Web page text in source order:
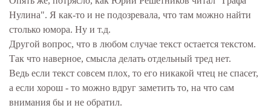
Нулина". Я как-то и не подозревала, что там можно найти
столько юмора. Ну и т.д.
Другой вопрос, что в любом случае текст остается текстом.
Так что наверное, смысла делать отдельный тред нет.
Ведь если текст совсем плох, то его никакой чтец не спасет,
а если хорош - то можно вдруг заметить то, на что сам
внимания бы и не обратил.